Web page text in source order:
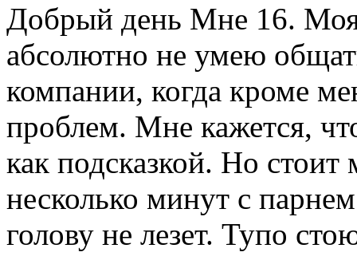
Добрый день Мне 16. Моя
абсолютно не умею
компании, когда кроме
проблем. Мне кажется,
как подсказкой. Но стоит
несколько минут с
голову не лезет. Тупо